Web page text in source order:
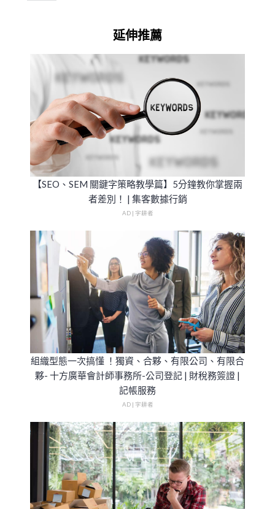
延伸推薦
【SEO、SEM 關鍵字策略教學篇】5分鐘教你掌握兩
者差別！ | 集客數據行銷
AD | 字耕者
組織型態一次搞懂 ！獨資、合夥、有限公司、有限合
夥- 十方廣華會計師事務所-公司登記 | 財稅務簽證 |
記帳服務
AD | 字耕者